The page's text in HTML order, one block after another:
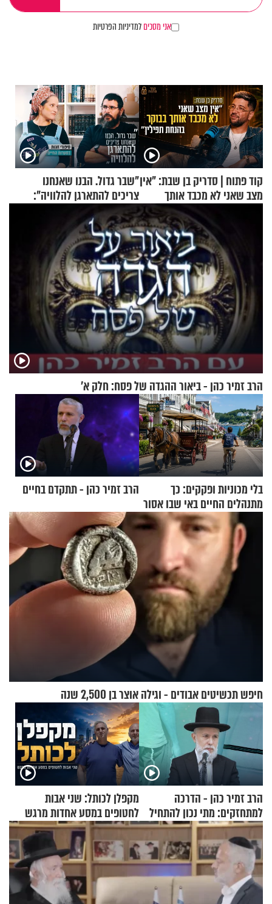
אני מסכיםלמדיניות הפרטיות
קוד פתוח | סדריק בן שבת: "אין
מצב שאני לא מכבד אותך
בבוקר בהנחת תפילין"
"שבר גדול. הבנו שאנחנו
צריכים להתארגן להלוויה":
זוגיות במבחן, הפעם עם מרים
וגד דנינו
הרב זמיר כהן - ביאור ההגדה של פסח: חלק א’
בלי מכוניות ופקקים: כך
מתנהלים החיים באי שבו אסור
לנהוג כבר יותר מ-120 שנה
הרב זמיר כהן - תתקדם בחיים
חיפש תכשיטים אבודים - וגילה אוצר בן 2,500 שנה
הרב זמיר כהן - הדרכה
למתחזקים: מתי נכון להתחיל
עם לבישת הציצית?
מקפלן לכותל: שני אבות
לחטופים במסע אחדות מרגש